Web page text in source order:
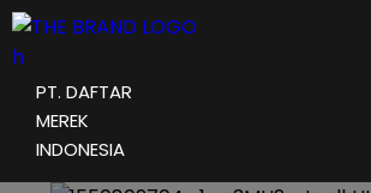
PT. DAFTAR
MEREK
INDONESIA